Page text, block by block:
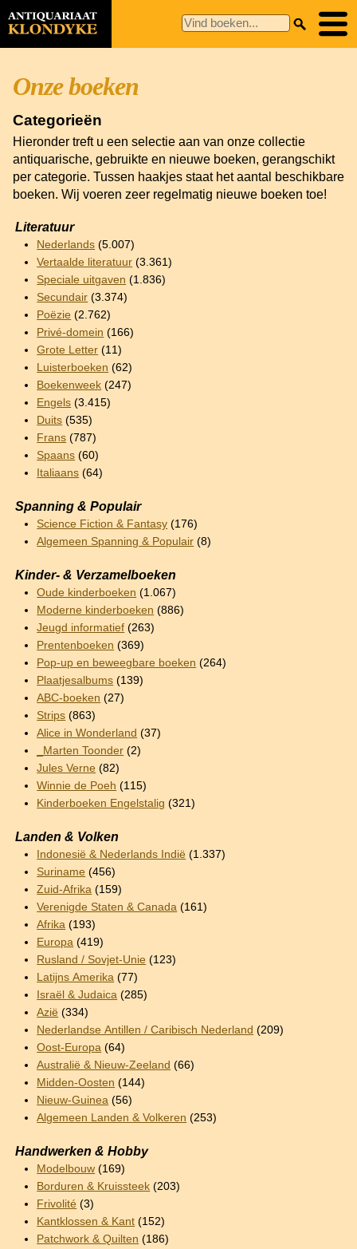
Onze boeken
Categorieën
Hieronder treft u een selectie aan van onze collectie
antiquarische, gebruikte en nieuwe boeken, gerangschikt
per categorie. Tussen haakjes staat het aantal beschikbare
boeken. Wij voeren zeer regelmatig nieuwe boeken toe!
Literatuur
Nederlands (5.007)
Vertaalde literatuur (3.361)
Speciale uitgaven (1.836)
Secundair (3.374)
Poëzie (2.762)
Privé-domein (166)
Grote Letter (11)
Luisterboeken (62)
Boekenweek (247)
Engels (3.415)
Duits (535)
Frans (787)
Spaans (60)
Italiaans (64)
Spanning & Populair
Science Fiction & Fantasy (176)
Algemeen Spanning & Populair (8)
Kinder- & Verzamelboeken
Oude kinderboeken (1.067)
Moderne kinderboeken (886)
Jeugd informatief (263)
Prentenboeken (369)
Pop-up en beweegbare boeken (264)
Plaatjesalbums (139)
ABC-boeken (27)
Strips (863)
Alice in Wonderland (37)
_Marten Toonder (2)
Jules Verne (82)
Winnie de Poeh (115)
Kinderboeken Engelstalig (321)
Landen & Volken
Indonesië & Nederlands Indië (1.337)
Suriname (456)
Zuid-Afrika (159)
Verenigde Staten & Canada (161)
Afrika (193)
Europa (419)
Rusland / Sovjet-Unie (123)
Latijns Amerika (77)
Israël & Judaica (285)
Azië (334)
Nederlandse Antillen / Caribisch Nederland (209)
Oost-Europa (64)
Australië & Nieuw-Zeeland (66)
Midden-Oosten (144)
Nieuw-Guinea (56)
Algemeen Landen & Volkeren (253)
Handwerken & Hobby
Modelbouw (169)
Borduren & Kruissteek (203)
Frivolité (3)
Kantklossen & Kant (152)
Patchwork & Quilten (186)